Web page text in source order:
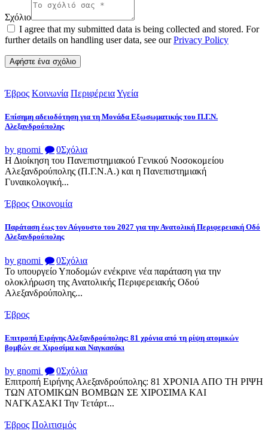
Σχόλιο
I agree that my submitted data is being collected and stored. For
further details on handling user data, see ourPrivacy Policy
Έβρος Κοινωνία ΠεριφέρειαΥγεία
Επίσημη αδειοδότηση για τη Μονάδα Εξωσωματικής του Π.Γ.Ν.
Αλεξανδρούπολης
by gnomi 0Σχόλια
Η Διοίκηση του Πανεπιστημιακού Γενικού Νοσοκομείου
Αλεξανδρούπολης (Π.Γ.Ν.Α.) και η Πανεπιστημιακή
Γυναικολογική...
Έβρος Οικονομία
Παράταση έως τον Αύγουστο του 2027 για την Ανατολική Περιφερειακή Οδό
Αλεξανδρούπολης
by gnomi 0Σχόλια
Το υπουργείο Υποδομών ενέκρινε νέα παράταση για την
ολοκλήρωση της Ανατολικής Περιφερειακής Οδού
Αλεξανδρούπολης...
Έβρος
Επιτροπή Ειρήνης Αλεξανδρούπολης: 81 χρόνια από τη ρίψη ατομικών
βομβών σε Χιροσίμα και Ναγκασάκι
by gnomi 0Σχόλια
Επιτροπή Ειρήνης Αλεξανδρούπολης: 81 ΧΡΟΝΙΑ ΑΠΟ ΤΗ ΡΙΨΗ
ΤΩΝ ΑΤΟΜΙΚΩΝ ΒΟΜΒΩΝ ΣΕ ΧΙΡΟΣΙΜΑ ΚΑΙ
ΝΑΓΚΑΣΑΚΙ Την Τετάρτ...
Έβρος Πολιτισμός